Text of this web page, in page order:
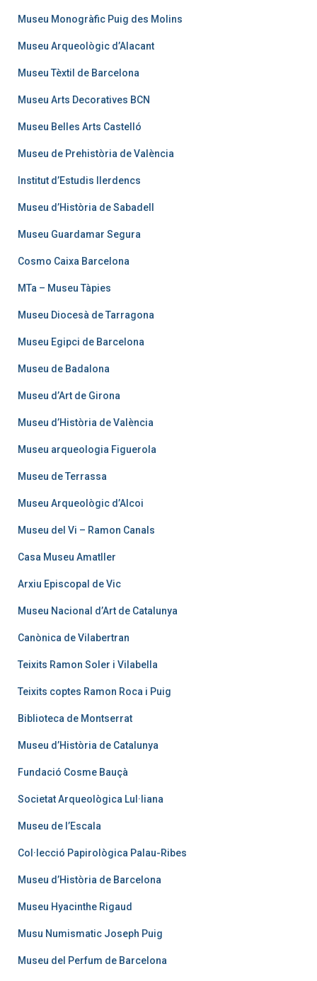
Museu Monogràfic Puig des Molins
Museu Arqueològic d’Alacant
Museu Tèxtil de Barcelona
Museu Arts Decoratives BCN
Museu Belles Arts Castelló
Museu de Prehistòria de València
Institut d’Estudis Ilerdencs
Museu d’Història de Sabadell
Museu Guardamar Segura
Cosmo Caixa Barcelona
MTa – Museu Tàpies
Museu Diocesà de Tarragona
Museu Egipci de Barcelona
Museu de Badalona
Museu d’Art de Girona
Museu d’Història de València
Museu arqueologia Figuerola
Museu de Terrassa
Museu Arqueològic d’Alcoi
Museu del Vi – Ramon Canals
Casa Museu Amatller
Arxiu Episcopal de Vic
Museu Nacional d’Art de Catalunya
Canònica de Vilabertran
Teixits Ramon Soler i Vilabella
Teixits coptes Ramon Roca i Puig
Biblioteca de Montserrat
Museu d’Història de Catalunya
Fundació Cosme Bauçà
Societat Arqueològica Lul·liana
Museu de l’Escala
Col·lecció Papirològica Palau-Ribes
Museu d’Història de Barcelona
Museu Hyacinthe Rigaud
Musu Numismatic Joseph Puig
Museu del Perfum de Barcelona